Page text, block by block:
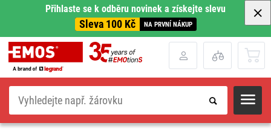
Přihlaste se k odběru novinek a získejte slevu
Sleva 100 Kč NA PRVNÍ NÁKUP
Hledat